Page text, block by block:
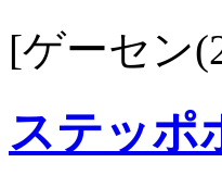
[ゲーセン
ステッポ